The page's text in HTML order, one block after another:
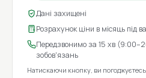
Дані захищені
Розрахунок ціни в місяць під
Передзвонимо за 15 хв
зобов'язань
Натискаючи кнопку, ви